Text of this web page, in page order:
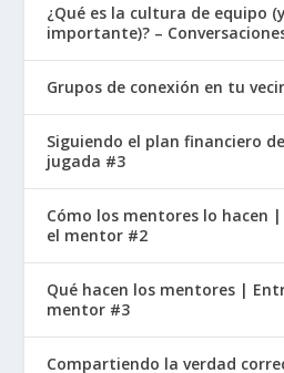
¿Qué es la cultura de equipo
importante)? –
Grupos de conexión en tu
Siguiendo el plan financiero
jugada #3
Cómo los mentores lo hacen
el mentor #2
Qué hacen los mentores |
mentor #3
Compartiendo la verdad